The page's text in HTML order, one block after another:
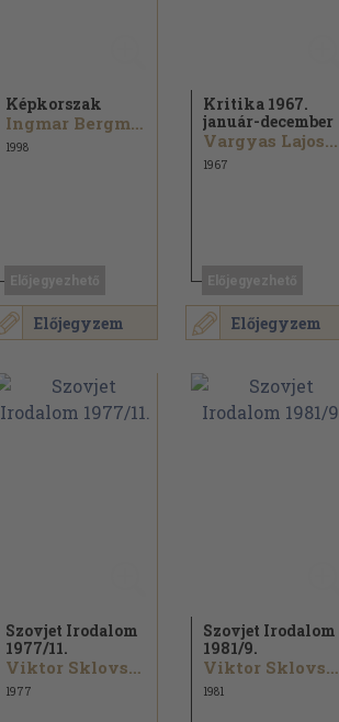
Előjegyzem
Képkorszak
Ingmar Bergman...
1998
Előjegyzem
Kritika 1967.
január-december
Vargyas Lajos...
1967
Szovjet Irodalom
1977/11.
Viktor Sklovszkij...
1977
Szovjet Irodalom
1981/9.
Viktor Sklovszkij...
1981